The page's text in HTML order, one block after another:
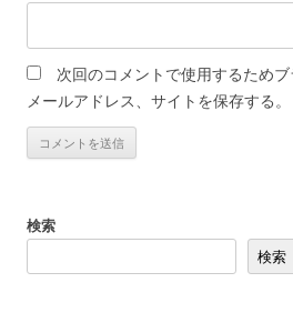
次回のコメントで使用するためブ
メールアドレス、サイトを保存する。
検索
検索